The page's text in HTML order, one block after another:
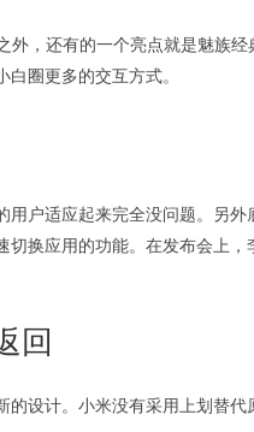
外，还有的一个亮点就是魅族经
圈更多的交互方式。
户适应起来完全没问题。另外
换应用的功能。在发布会上，
回
设计。小米没有采用上划替代